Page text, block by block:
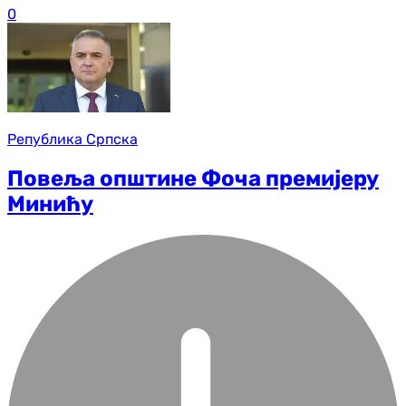
0
Република Српска
Повеља општине Фоча премијеру
Минићу